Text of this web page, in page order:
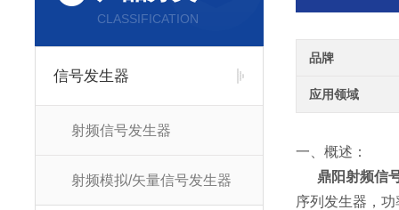
CLASSIFICATION
信号发生器
射频信号发生器
射频模拟/矢量信号发生器
品牌
应用领域
一、概述：
鼎阳射频信
序列发生器，